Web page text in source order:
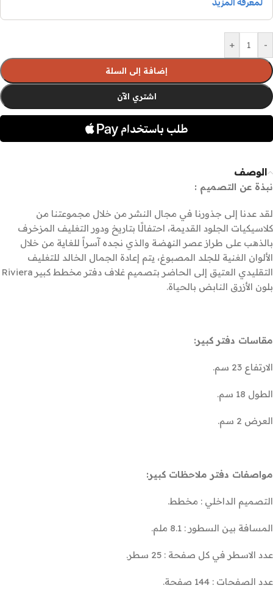
-
+
إضافة إلى السلة
اشتري الآن
الوصف
نبذة عن التصميم :
لقد عدنا إلى جذورنا في مجال النشر من خلال مجموعتنا من
كلاسيكيات الجلود القديمة، احتفالًا بتاريخ ودور التغليف المزخرف
بالذهب على طراز عصر النهضة والذي نجده آسراً للغاية من خلال
الألوان الغنية للجلد المصبوغ، يتم إعادة الجمال الخالد للتغليف
التقليدي العتيق إلى الحاضر بتصميم غلاف دفتر مخطط كبير Riviera
بلون الأزرق النابض بالحياة.
مقاسات دفتر كبير:
الارتفاع 23 سم.
الطول 18 سم.
العرض 2 سم.
مواصفات دفتر ملاحظات كبير:
التصميم الداخلي : مخطط.
المسافة بين السطور : 8.1 ملم.
عدد الاسطر في كل صفحة : 25 سطر.
عدد الصفحات : 144 صفحة.